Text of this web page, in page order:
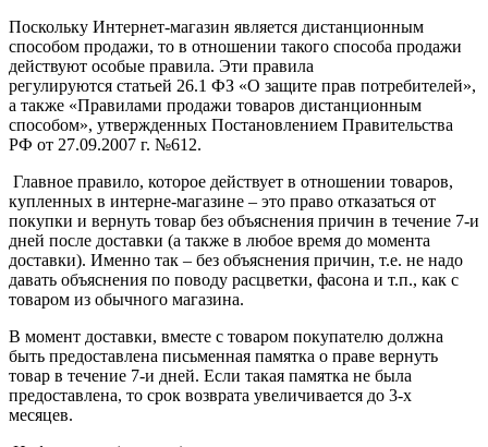
Поскольку Интернет-магазин является дистанционным
способом продажи, то в отношении такого способа продажи
действуют особые правила. Эти правила
регулируются статьей 26.1 ФЗ «О защите прав потребителей»,
а также «Правилами продажи товаров дистанционным
способом», утвержденных Постановлением Правительства
РФ от 27.09.2007 г. №612.
Главное правило, которое действует в отношении товаров,
купленных в интерне-магазине – это право отказаться от
покупки и вернуть товар без объяснения причин в течение 7-и
дней после доставки (а также в любое время до момента
доставки). Именно так – без объяснения причин, т.е. не надо
давать объяснения по поводу расцветки, фасона и т.п., как с
товаром из обычного магазина.
В момент доставки, вместе с товаром покупателю должна
быть предоставлена письменная памятка о праве вернуть
товар в течение 7-и дней. Если такая памятка не была
предоставлена, то срок возврата увеличивается до 3-х
месяцев.